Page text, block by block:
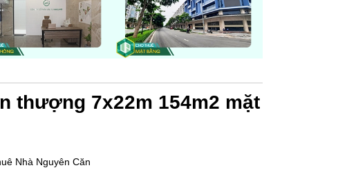
thượng 7x22m 154m2 mặt
Nhà Nguyên Căn